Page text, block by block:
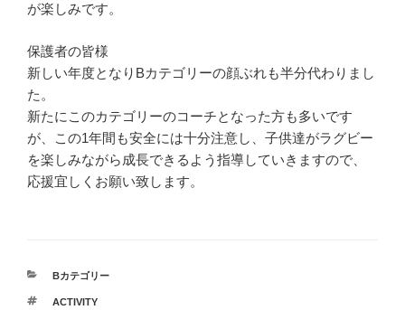
が楽しみです。
保護者の皆様
新しい年度となりBカテゴリーの顔ぶれも半分代わりまし
た。
新たにこのカテゴリーのコーチとなった方も多いです
が、この1年間も安全には十分注意し、子供達がラグビー
を楽しみながら成長できるよう指導していきますので、
応援宜しくお願い致します。
カ
ゴ
Bカテゴリー
タ
ACTIVITY